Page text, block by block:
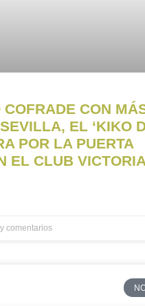
COFRADE CON
EL ‘KIKO
POR LA PUERTA
EL CLUB VICTORIA
comentarios